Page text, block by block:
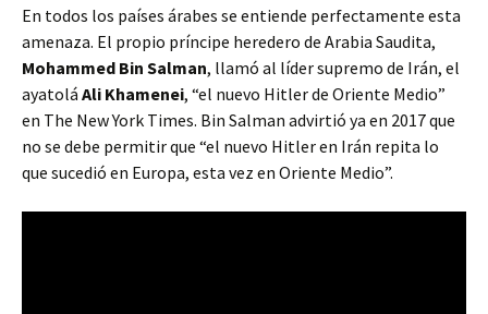
En todos los países árabes se entiende perfectamente esta
amenaza. El propio príncipe heredero de Arabia Saudita,
Mohammed Bin Salman, llamó al líder supremo de Irán, el
ayatolá Ali Khamenei, “el nuevo Hitler de Oriente Medio”
en The New York Times. Bin Salman advirtió ya en 2017 que
no se debe permitir que “el nuevo Hitler en Irán repita lo
que sucedió en Europa, esta vez en Oriente Medio”.